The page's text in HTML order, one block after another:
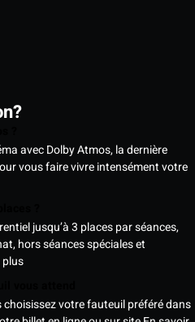
avec Dolby Atmos, la dernière
vous faire vivre intensément votre
jusqu’à 3 places par séances,
hors séances spéciales et
plus
votre fauteuil préféré dans